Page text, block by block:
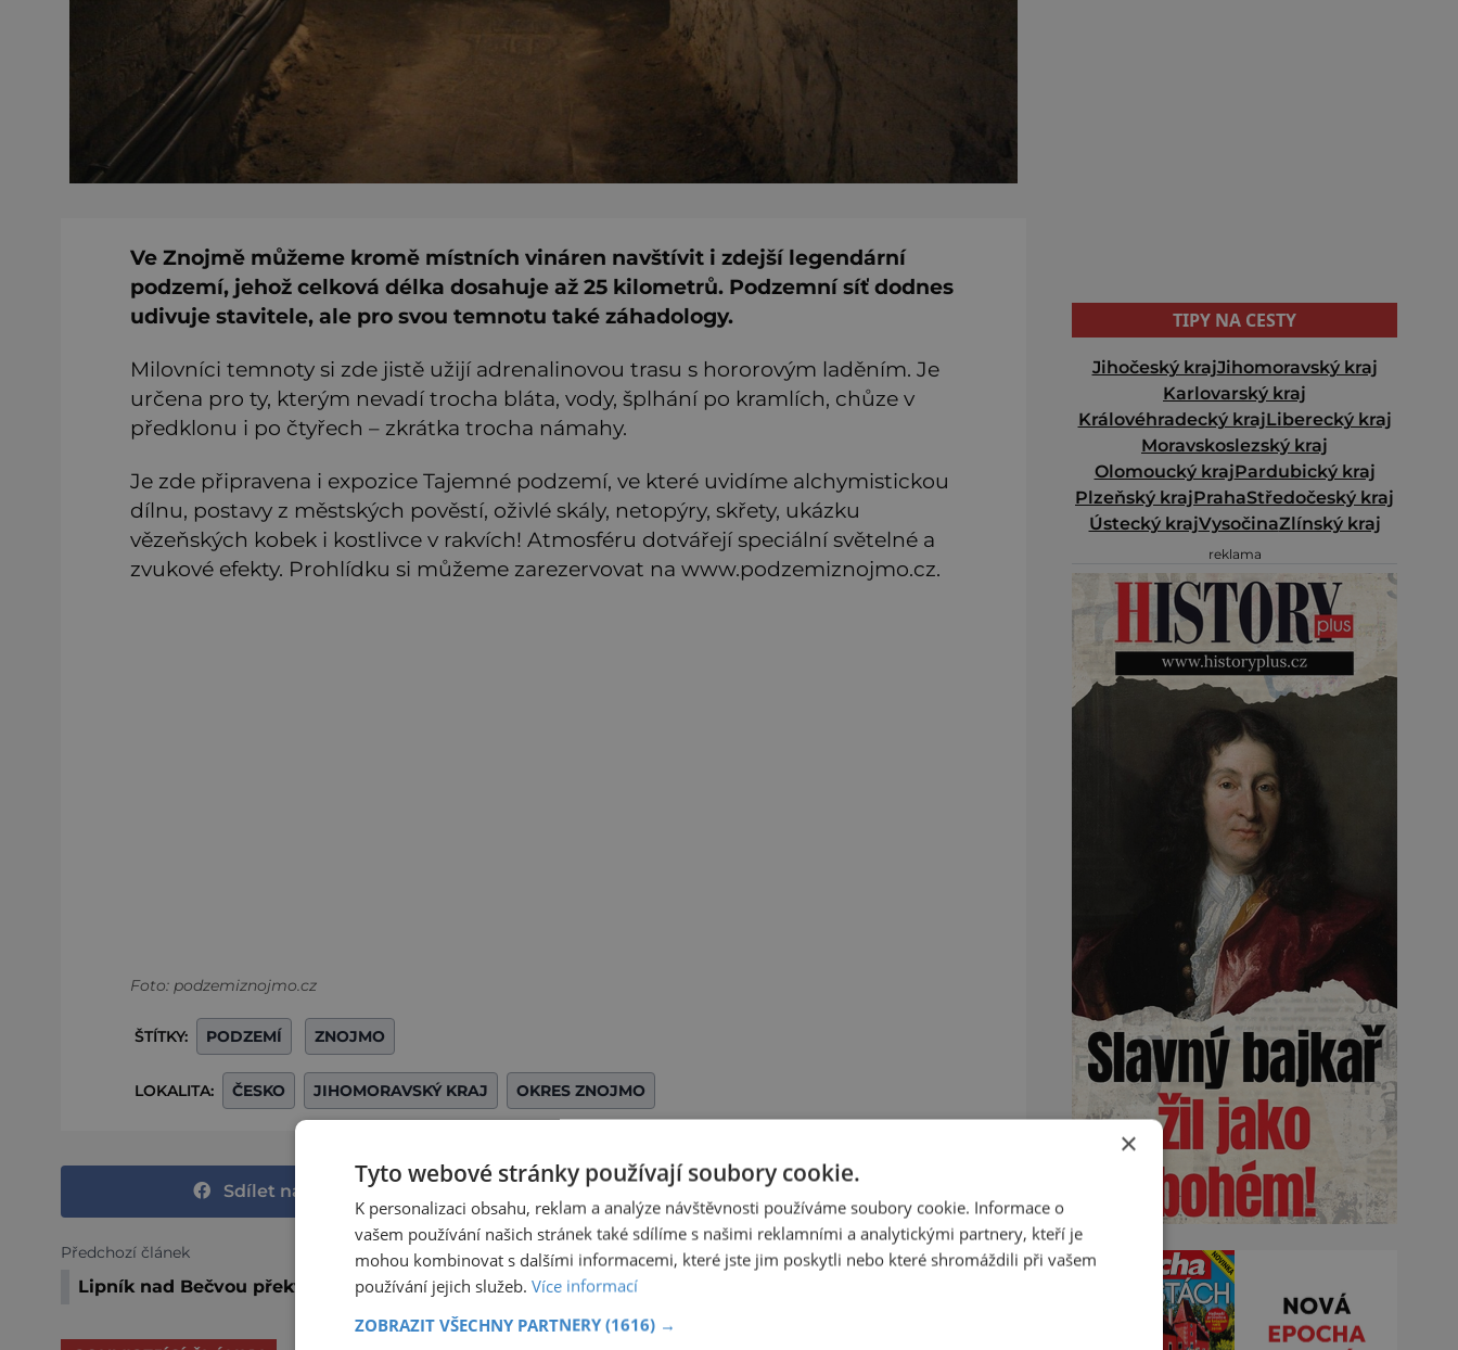
Ve Znojmě můžeme kromě místních vináren navštívit i zdejší legendární
podzemí, jehož celková délka dosahuje až 25 kilometrů. Podzemní síť dodnes
udivuje stavitele, ale pro svou temnotu také záhadology.
Milovníci temnoty si zde jistě užijí adrenalinovou trasu s hororovým laděním. Je
určena pro ty, kterým nevadí trocha bláta, vody, šplhání po kramlích, chůze v
předklonu i po čtyřech – zkrátka trocha námahy.
Je zde připravena i expozice Tajemné podzemí, ve které uvidíme alchymistickou
dílnu, postavy z městských pověstí, oživlé skály, netopýry, skřety, ukázku
vězeňských kobek i kostlivce v rakvích! Atmosféru dotvářejí speciální světelné a
zvukové efekty. Prohlídku si můžeme zarezervovat na www.podzemiznojmo.cz.
Foto: podzemiznojmo.cz
ŠTÍTKY: PODZEMÍ ZNOJMO
LOKALITA: ČESKO JIHOMORAVSKÝ KRAJ OKRES ZNOJMO
Sdílet na Facebooku Sdílet na Twitteru
Předchozí článek
Lipník nad Bečvou překvapí
Další článek
Lázně Luhačovice: Odpočinek s tradicí
TIPY NA CESTY
Jihočeský krajJihomoravský kraj
Karlovarský kraj
Královéhradecký krajLiberecký kraj
Moravskoslezský kraj
Olomoucký krajPardubický kraj
Plzeňský krajPrahaStředočeský kraj
Ústecký krajVysočinaZlínský kraj
reklama
×
Tyto webové stránky používají soubory cookie.
K personalizaci obsahu, reklam a analýze návštěvnosti používáme soubory cookie. Informace o
vašem používání našich stránek také sdílíme s našimi reklamními a analytickými partnery, kteří je
mohou kombinovat s dalšími informacemi, které jste jim poskytli nebo které shromáždili při vašem
používání jejich služeb. Více informací
ZOBRAZIT VŠECHNY PARTNERY (1616) →